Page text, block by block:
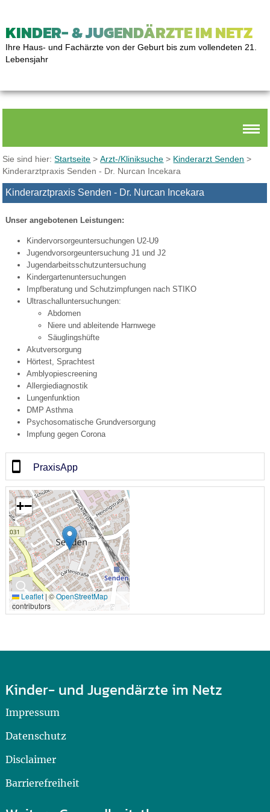
KINDER- & JUGENDÄRZTE IM NETZ
Ihre Haus- und Fachärzte von der Geburt bis zum vollendeten 21.
Lebensjahr
Sie sind hier:Startseite >Arzt-/Kliniksuche > Kinderarzt Senden >
Kinderarztpraxis Senden - Dr. Nurcan Incekara
Kinderarztpraxis Senden - Dr. Nurcan Incekara
Unser angebotenen Leistungen:
Kindervorsorgeuntersuchungen U2-U9
Jugendvorsorgeuntersuchung J1 und J2
Jugendarbeitsschutzuntersuchung
Kindergartenuntersuchungen
Impfberatung und Schutzimpfungen nach STIKO
Ultraschalluntersuchungen:
Abdomen
Niere und ableitende Harnwege
Säuglingshüfte
Akutversorgung
Hörtest, Sprachtest
Amblyopiescreening
Allergiediagnostik
Lungenfunktion
DMP Asthma
Psychosomatische Grundversorgung
Impfung gegen Corona
PraxisApp
🔍
+−
Leaflet | ©OpenStreetMap
contributors
Kinder- und Jugendärzte im Netz
Impressum
Datenschutz
Disclaimer
Barrierefreiheit